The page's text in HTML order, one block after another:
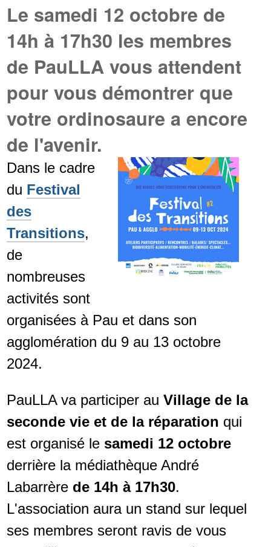
Le samedi 12 octobre de
14h à 17h30 les membres
de PauLLA vous attendent
pour vous démontrer que
votre ordinosaure a encore
de l'avenir.
Dans le cadre
du Festival
des
Transitions,
de
nombreuses
activités sont
organisées à Pau et dans son
agglomération du 9 au 13 octobre
2024.
PauLLA va participer au Village de la
seconde vie et de la réparation qui
est organisé le samedi 12 octobre
derrière la médiathèque André
Labarrère de 14h à 17h30.
L'association aura un stand sur lequel
ses membres seront ravis de vous